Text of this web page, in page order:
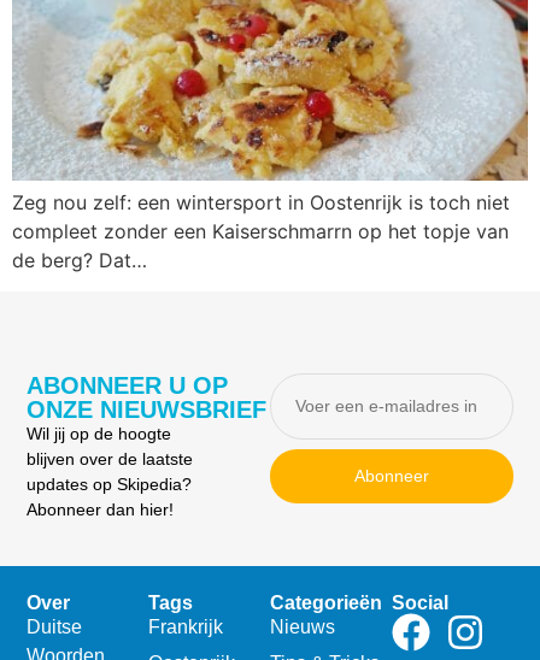
Zeg nou zelf: een wintersport in Oostenrijk is toch niet
compleet zonder een Kaiserschmarrn op het topje van
de berg? Dat…
ABONNEER U OP
ONZE NIEUWSBRIEF
Wil jij op de hoogte
blijven over de laatste
updates op Skipedia?
Abonneer dan hier!
Abonneer
Over
Duitse
Woorden
Tags
Frankrijk
Categorieën
Nieuws
Social